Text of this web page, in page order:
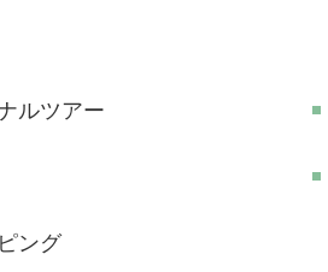
ルツアー
ング